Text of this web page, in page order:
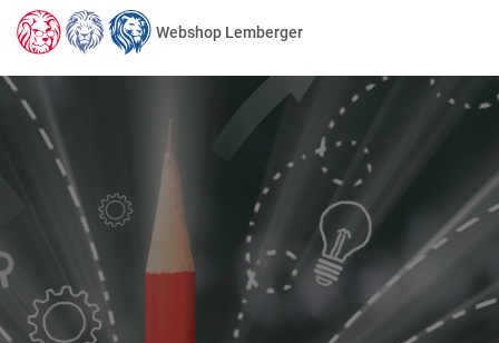
Webshop Lemberger